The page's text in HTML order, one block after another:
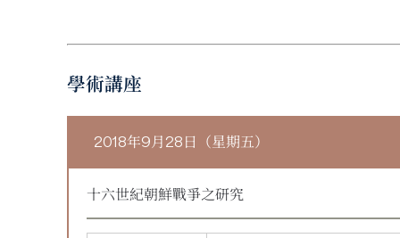
學術講座
2018年9月28日（星期五）
十六世紀朝鮮戰爭之研究